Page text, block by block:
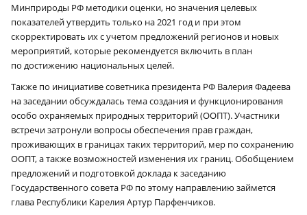
Минприроды РФ методики оценки, но значения целевых
показателей утвердить только на 2021 год и при этом
скорректировать их с учетом предложений регионов и новых
мероприятий, которые рекомендуется включить в план
по достижению национальных целей.
Также по инициативе советника президента РФ Валерия Фадеева
на заседании обсуждалась тема создания и функционирования
особо охраняемых природных территорий (ООПТ). Участники
встречи затронули вопросы обеспечения прав граждан,
проживающих в границах таких территорий, мер по сохранению
ООПТ, а также возможностей изменения их границ. Обобщением
предложений и подготовкой доклада к заседанию
Государственного совета РФ по этому направлению займется
глава Республики Карелия Артур Парфенчиков.